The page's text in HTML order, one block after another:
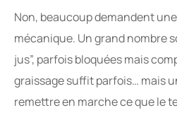
Non, beaucoup demandent
mécanique. Un grand nombre
jus”, parfois bloquées mais
graissage suffit parfois… mais
remettre en marche ce que le